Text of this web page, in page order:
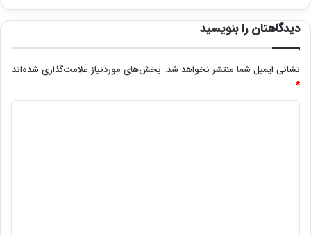
دیدگاهتان را بنویسید
نشانی ایمیل شما منتشر نخواهد شد. بخش‌های موردنیاز علامت‌گذاری شده‌اند
*